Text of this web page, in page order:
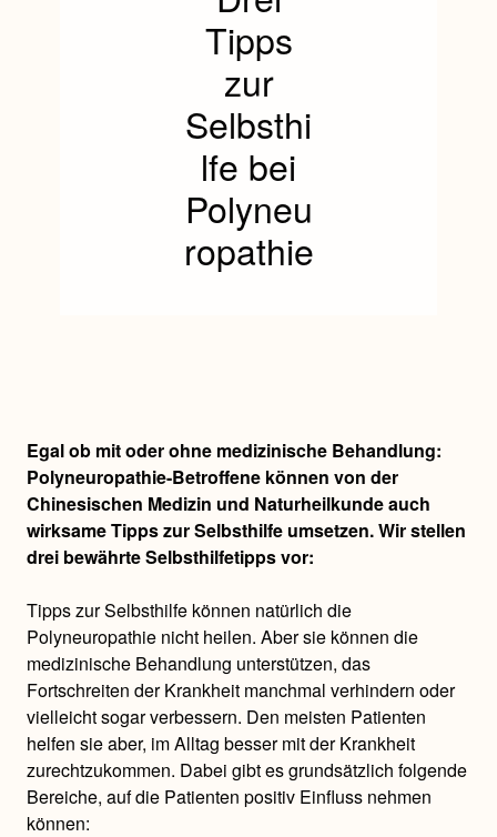
Tipps
zur
Selbsthi
lfe bei
Polyneu
ropathie
Egal ob mit oder ohne medizinische Behandlung:
Polyneuropathie-Betroffene können von der
Chinesischen Medizin und Naturheilkunde auch
wirksame Tipps zur Selbsthilfe umsetzen. Wir stellen
drei bewährte Selbsthilfetipps vor:
Tipps zur Selbsthilfe können natürlich die
Polyneuropathie nicht heilen. Aber sie können die
medizinische Behandlung unterstützen, das
Fortschreiten der Krankheit manchmal verhindern oder
vielleicht sogar verbessern. Den meisten Patienten
helfen sie aber, im Alltag besser mit der Krankheit
zurechtzukommen. Dabei gibt es grundsätzlich folgende
Bereiche, auf die Patienten positiv Einfluss nehmen
können: